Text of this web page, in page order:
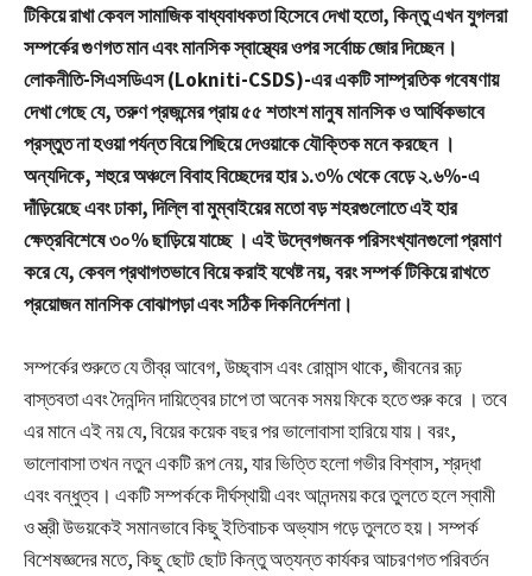
টিকিয়ে রাখা কেবল সামাজিক বাধ্যবাধকতা হিসেবে দেখা হতো, কিন্তু এখন যুগলরা
সম্পর্কের গুণগত মান এবং মানসিক স্বাস্থ্যের ওপর সর্বোচ্চ জোর দিচ্ছেন।
লোকনীতি-সিএসডিএস (Lokniti-CSDS)-এর একটি সাম্প্রতিক গবেষণায়
দেখা গেছে যে, তরুণ প্রজন্মের প্রায় ৫৫ শতাংশ মানুষ মানসিক ও আর্থিকভাবে
প্রস্তুত না হওয়া পর্যন্ত বিয়ে পিছিয়ে দেওয়াকে যৌক্তিক মনে করছেন ।
অন্যদিকে, শহুরে অঞ্চলে বিবাহ বিচ্ছেদের হার ১.৩% থেকে বেড়ে ২.৬%-এ
দাঁড়িয়েছে এবং ঢাকা, দিল্লি বা মুম্বাইয়ের মতো বড় শহরগুলোতে এই হার
ক্ষেত্রবিশেষে ৩০% ছাড়িয়ে যাচ্ছে । এই উদ্বেগজনক পরিসংখ্যানগুলো প্রমাণ
করে যে, কেবল প্রথাগতভাবে বিয়ে করাই যথেষ্ট নয়, বরং সম্পর্ক টিকিয়ে রাখতে
প্রয়োজন মানসিক বোঝাপড়া এবং সঠিক দিকনির্দেশনা।
সম্পর্কের শুরুতে যে তীব্র আবেগ, উচ্ছ্বাস এবং রোমান্স থাকে, জীবনের রূঢ়
বাস্তবতা এবং দৈনন্দিন দায়িত্বের চাপে তা অনেক সময় ফিকে হতে শুরু করে । তবে
এর মানে এই নয় যে, বিয়ের কয়েক বছর পর ভালোবাসা হারিয়ে যায়। বরং,
ভালোবাসা তখন নতুন একটি রূপ নেয়, যার ভিত্তি হলো গভীর বিশ্বাস, শ্রদ্ধা
এবং বন্ধুত্ব। একটি সম্পর্ককে দীর্ঘস্থায়ী এবং আনন্দময় করে তুলতে হলে স্বামী
ও স্ত্রী উভয়কেই সমানভাবে কিছু ইতিবাচক অভ্যাস গড়ে তুলতে হয়। সম্পর্ক
বিশেষজ্ঞদের মতে, কিছু ছোট ছোট কিন্তু অত্যন্ত কার্যকর আচরণগত পরিবর্তন